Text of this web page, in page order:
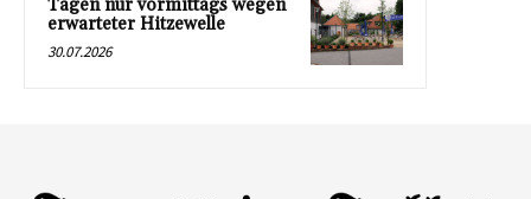
Tagen nur vormittags wegen
erwarteter Hitzewelle
30.07.2026